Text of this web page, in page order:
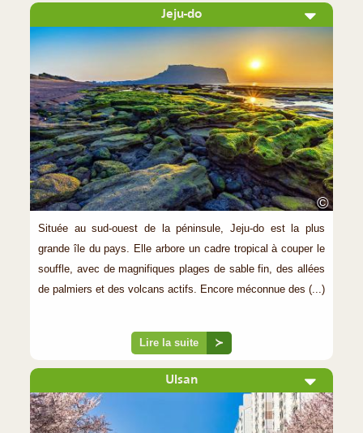
Jeju-do
©
Située au sud-ouest de la péninsule, Jeju-do est la plus
grande île du pays. Elle arbore un cadre tropical à couper le
souffle, avec de magnifiques plages de sable fin, des allées
de palmiers et des volcans actifs. Encore méconnue des (...)
Lire la suite ≻
Ulsan